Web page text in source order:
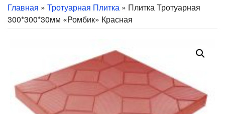
Главная » Тротуарная Плитка » Плитка Тротуарная
300*300*30мм «Ромбик» Красная